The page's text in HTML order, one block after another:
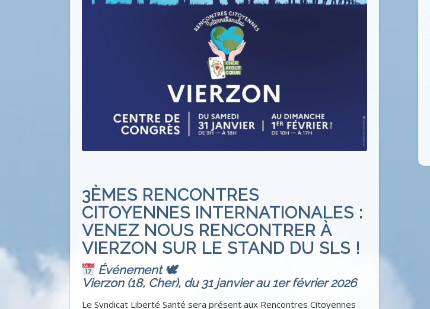
3ÈMES RENCONTRES
CITOYENNES INTERNATIONALES :
VENEZ NOUS RENCONTRER À
VIERZON SUR LE STAND DU SLS !
Événement 🕊
Vierzon (18, Cher), du 31 janvier au 1er février 2026
Le Syndicat Liberté Santé sera présent aux Rencontres Citoyennes